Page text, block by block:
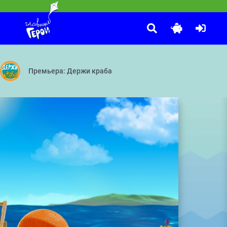
— Пианисты — Популярное видео — Свистать всех
теперь не только укладывают детей спать. Они с
Чик-зарядка
Выпуск 4
Премьера: Держи краба